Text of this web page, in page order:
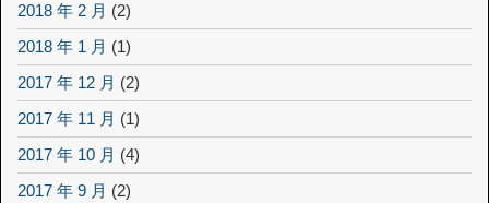
2018 年 2 月 (2)
2018 年 1 月 (1)
2017 年 12 月 (2)
2017 年 11 月 (1)
2017 年 10 月 (4)
2017 年 9 月 (2)